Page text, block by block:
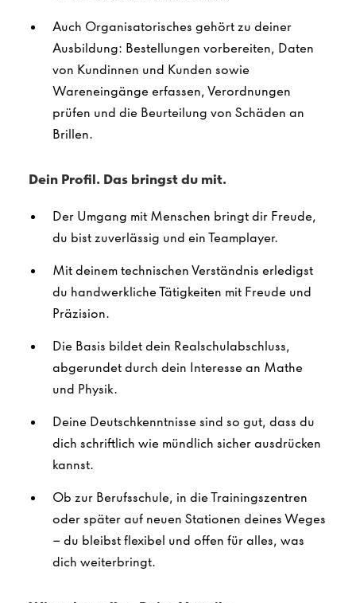
Auch Organisatorisches gehört zu deiner
Ausbildung: Bestellungen vorbereiten, Daten
von Kundinnen und Kunden sowie
Wareneingänge erfassen, Verordnungen
prüfen und die Beurteilung von Schäden an
Brillen.
Dein Profil. Das bringst du mit.
Der Umgang mit Menschen bringt dir Freude,
du bist zuverlässig und ein Teamplayer.
Mit deinem technischen Verständnis erledigst
du handwerkliche Tätigkeiten mit Freude und
Präzision.
Die Basis bildet dein Realschulabschluss,
abgerundet durch dein Interesse an Mathe
und Physik.
Deine Deutschkenntnisse sind so gut, dass du
dich schriftlich wie mündlich sicher ausdrücken
kannst.
Ob zur Berufsschule, in die Trainingszentren
oder später auf neuen Stationen deines Weges
– du bleibst flexibel und offen für alles, was
dich weiterbringt.